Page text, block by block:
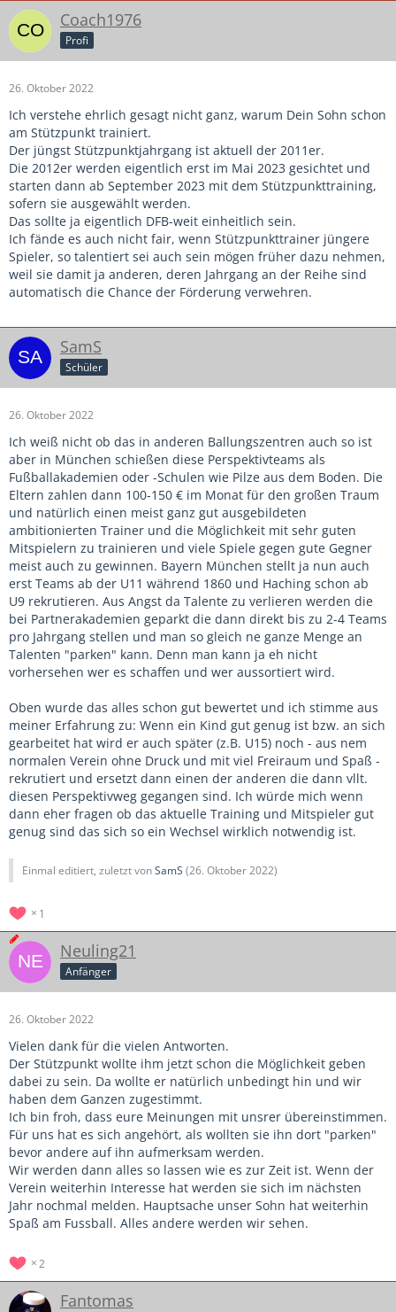
Coach1976
Profi
26. Oktober 2022
Ich verstehe ehrlich gesagt nicht ganz, warum Dein Sohn schon
am Stützpunkt trainiert.
Der jüngst Stützpunktjahrgang ist aktuell der 2011er.
Die 2012er werden eigentlich erst im Mai 2023 gesichtet und
starten dann ab September 2023 mit dem Stützpunkttraining,
sofern sie ausgewählt werden.
Das sollte ja eigentlich DFB-weit einheitlich sein.
Ich fände es auch nicht fair, wenn Stützpunkttrainer jüngere
Spieler, so talentiert sei auch sein mögen früher dazu nehmen,
weil sie damit ja anderen, deren Jahrgang an der Reihe sind
automatisch die Chance der Förderung verwehren.
SamS
Schüler
26. Oktober 2022
Ich weiß nicht ob das in anderen Ballungszentren auch so ist
aber in München schießen diese Perspektivteams als
Fußballakademien oder -Schulen wie Pilze aus dem Boden. Die
Eltern zahlen dann 100-150 € im Monat für den großen Traum
und natürlich einen meist ganz gut ausgebildeten
ambitionierten Trainer und die Möglichkeit mit sehr guten
Mitspielern zu trainieren und viele Spiele gegen gute Gegner
meist auch zu gewinnen. Bayern München stellt ja nun auch
erst Teams ab der U11 während 1860 und Haching schon ab
U9 rekrutieren. Aus Angst da Talente zu verlieren werden die
bei Partnerakademien geparkt die dann direkt bis zu 2-4 Teams
pro Jahrgang stellen und man so gleich ne ganze Menge an
Talenten "parken" kann. Denn man kann ja eh nicht
vorhersehen wer es schaffen und wer aussortiert wird.
Oben wurde das alles schon gut bewertet und ich stimme aus
meiner Erfahrung zu: Wenn ein Kind gut genug ist bzw. an sich
gearbeitet hat wird er auch später (z.B. U15) noch - aus nem
normalen Verein ohne Druck und mit viel Freiraum und Spaß -
rekrutiert und ersetzt dann einen der anderen die dann vllt.
diesen Perspektivweg gegangen sind. Ich würde mich wenn
dann eher fragen ob das aktuelle Training und Mitspieler gut
genug sind das sich so ein Wechsel wirklich notwendig ist.
Einmal editiert, zuletzt vonSamS (26. Oktober 2022)
1
Neuling21
Anfänger
26. Oktober 2022
Vielen dank für die vielen Antworten.
Der Stützpunkt wollte ihm jetzt schon die Möglichkeit geben
dabei zu sein. Da wollte er natürlich unbedingt hin und wir
haben dem Ganzen zugestimmt.
Ich bin froh, dass eure Meinungen mit unsrer übereinstimmen.
Für uns hat es sich angehört, als wollten sie ihn dort "parken"
bevor andere auf ihn aufmerksam werden.
Wir werden dann alles so lassen wie es zur Zeit ist. Wenn der
Verein weiterhin Interesse hat werden sie sich im nächsten
Jahr nochmal melden. Hauptsache unser Sohn hat weiterhin
Spaß am Fussball. Alles andere werden wir sehen.
2
Fantomas